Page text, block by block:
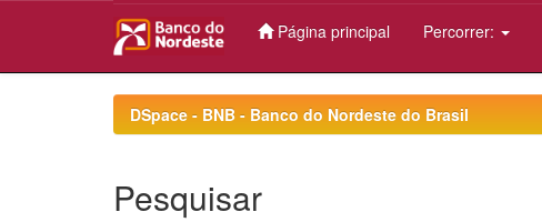
Página principal Percorrer:
DSpace - BNB - Banco do Nordeste do Brasil
Pesquisar